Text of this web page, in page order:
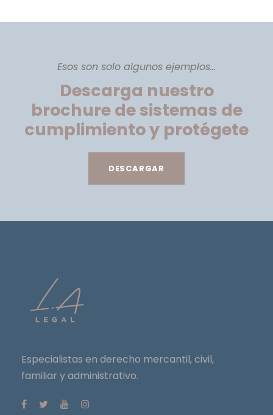
Esos son solo algunos ejemplos...
Descarga nuestro
brochure de sistemas de
cumplimiento y protégete
DESCARGAR
Especialistas en derecho mercantil, civil,
familiar y administrativo.